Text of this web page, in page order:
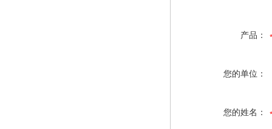
产品：
您的单位：
您的姓名：